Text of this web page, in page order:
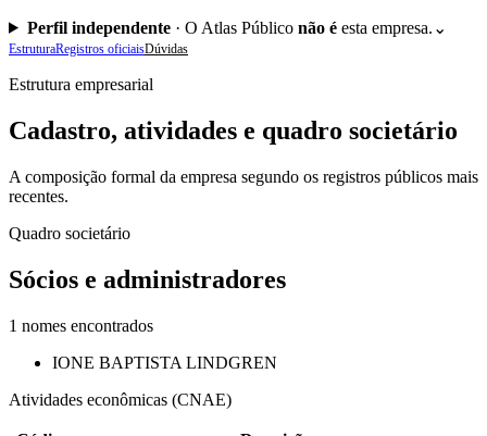
Perfil independente· O Atlas Público não éesta empresa. ⌄
EstruturaRegistros oficiaisDúvidas
Estrutura empresarial
Cadastro, atividades e quadro societário
A composição formal da empresa segundo os registros públicos mais
recentes.
Quadro societário
Sócios e administradores
1 nomes encontrados
IONE BAPTISTA LINDGREN
Atividades econômicas (CNAE)